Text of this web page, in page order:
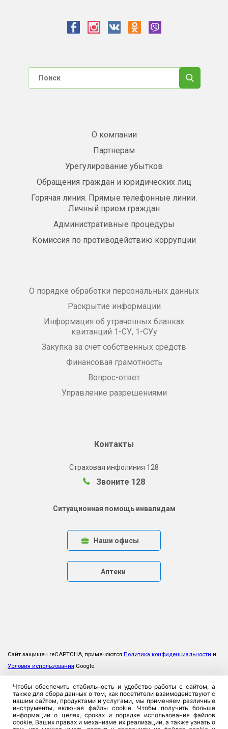
О компании
Партнерам
Урегулирование убытков
Обращения граждан и юридических лиц
Горячая линия. Прямые телефонные линии.
Личный прием граждан
Административные процедуры
Комиссия по противодействию коррупции
О порядке обработки персональных данных
Раскрытие информации
Информация об утраченных бланках
квитанций 1-СУ, 1-СУу
Закупка за счет собственных средств
Финансовая грамотность
Вопрос-ответ
Управление разрешениями
Контакты
Страховая инфолиния 128
Звоните 128
Ситуационная помощь инвалидам
Наши офисы
Аптеки
Сайт защищен reCAPTCHA, применяются Политика конфиденциальности и
Условия использования Google.
Чтобы обеспечить стабильность и удобство работы с сайтом, а
также для сбора данных о том, как посетители взаимодействуют с
нашим сайтом, продуктами и услугами, мы применяем различные
инструменты, включая файлы cookie. Чтобы получить больше
информации о целях, сроках и порядке использования файлов
cookie, Ваших правах и механизме их реализации, а также узнать о